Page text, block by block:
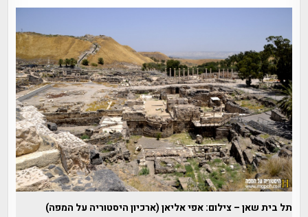
תל בית שאן – צילום: אפי אליאן (ארכיון היסטוריה על המפה)